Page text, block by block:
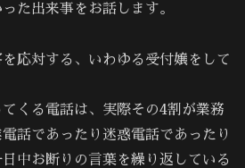
た出来事をお話します。
応対する、いわゆる受付嬢をして
くる電話は、実際その4割が業務
話であったり迷惑電話であったり
中お断りの言葉を繰り返している